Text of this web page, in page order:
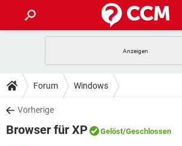
ANDROID
WINDOWS 10
WHATSAPP TIKTOK
TIPPS & TRICKS
SPIELE
DOWNLOADS
SPIELE STREAMING
Forum Windows
Vorherige
Browser für XP Gelöst/Geschlossen